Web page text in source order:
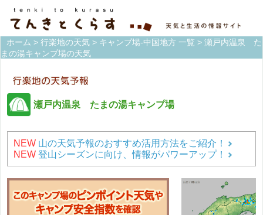
ホーム > 行楽地の天気 > キャンプ場-中国地方 一覧 > 瀬戸内温泉 た
まの湯キャンプ場の天気
瀬戸内温泉 たまの湯キャンプ場
NEW 山の天気予報のおすすめ活用方法をご紹介！
NEW 登山シーズンに向け、情報がパワーアップ！